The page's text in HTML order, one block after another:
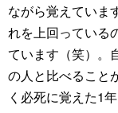
ながら覚えていま
れを上回ってい
ています（笑）。
の人と比べること
く必死に覚えた1年